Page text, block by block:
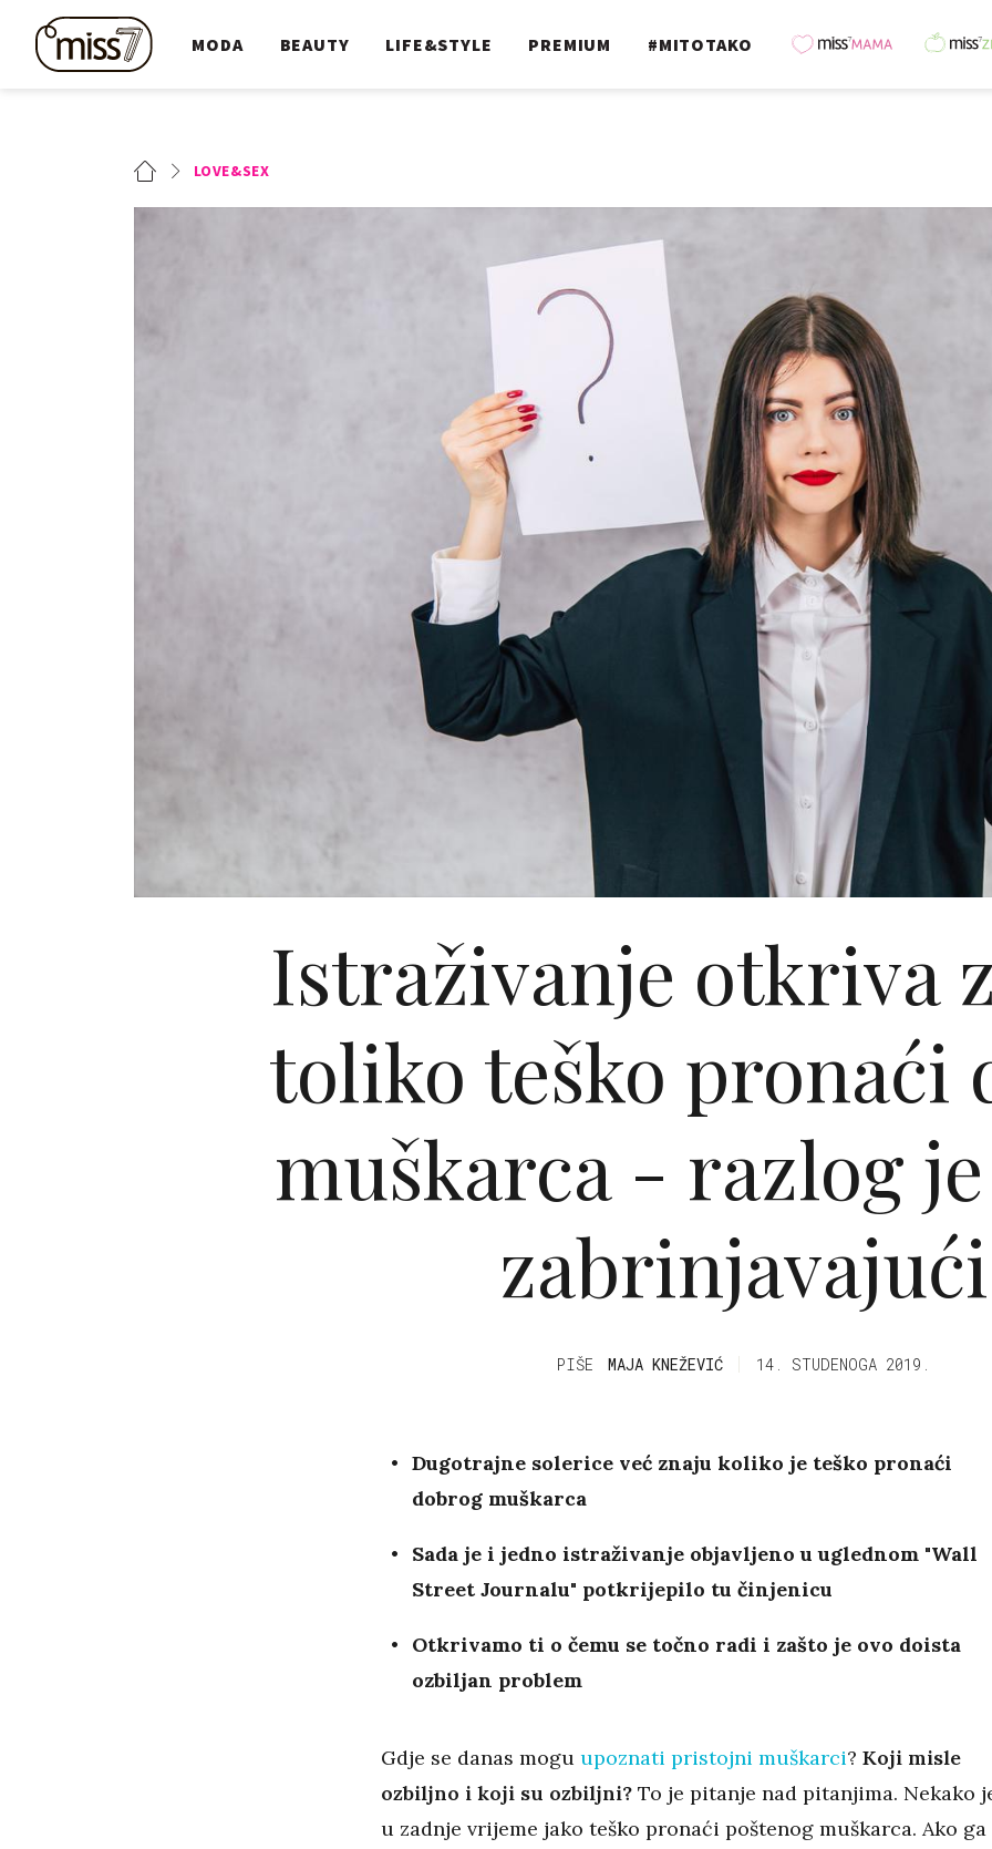
MODA BEAUTY LIFE&STYLE PREMIUM #MITOTAKO
LOVE&SEX
Istraživanje otkriva
toliko teško pronaći
muškarca - razlog
zabrinjavajući
PIŠE MAJA KNEŽEVIĆ 14. STUDENOGA 2019.
Dugotrajne solerice već znaju koliko je teško pronaći
dobrog muškarca
Sada je i jedno istraživanje objavljeno u uglednom "Wall
Street Journalu" potkrijepilo tu činjenicu
Otkrivamo ti o čemu se točno radi i zašto je ovo doista
ozbiljan problem
Gdje se danas mogu upoznati pristojni muškarci? Koji misle
ozbiljno i koji su ozbiljni? To je pitanje nad pitanjima. Nekako
u zadnje vrijeme jako teško pronaći poštenog muškarca. Ako ga